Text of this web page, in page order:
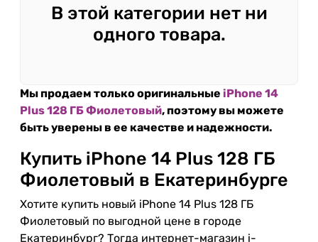
В этой категории нет ни
одного товара.
Мы продаем только оригинальные iPhone 14
Plus 128 ГБ Фиолетовый, поэтому вы можете
быть уверены в ее качестве и надежности.
Купить iPhone 14 Plus 128 ГБ
Фиолетовый в Екатеринбурге
Хотите купить новый iPhone 14 Plus 128 ГБ
Фиолетовый по выгодной цене в городе
Екатеринбург? Тогда интернет-магазин i-